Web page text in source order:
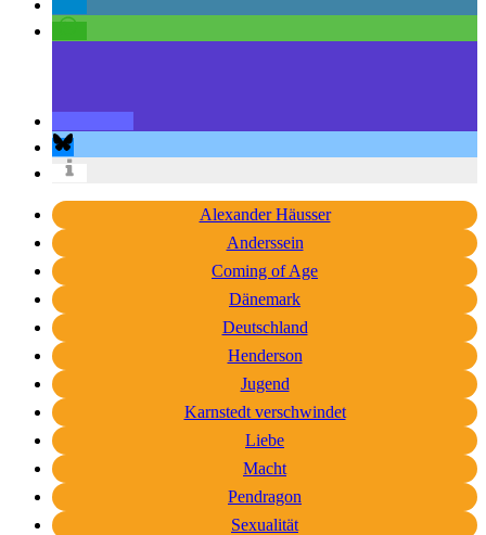
Alexander Häusser
Anderssein
Coming of Age
Dänemark
Deutschland
Henderson
Jugend
Karnstedt verschwindet
Liebe
Macht
Pendragon
Sexualität